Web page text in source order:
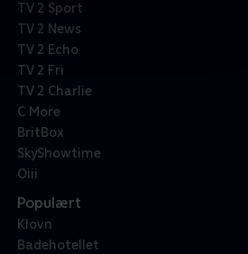
TV 2 Sport
TV 2 News
TV 2 Echo
TV 2 Fri
TV 2 Charlie
C More
BritBox
SkyShowtime
Oiii
Populært
Klovn
Badehotellet